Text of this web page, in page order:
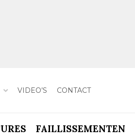
VIDEO’S CONTACT
FAILLISSEMENTEN